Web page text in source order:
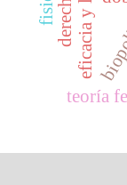
teoría